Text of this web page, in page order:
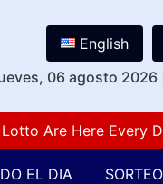
English
06 agosto 2026
Are Here Every Day
EL DIA